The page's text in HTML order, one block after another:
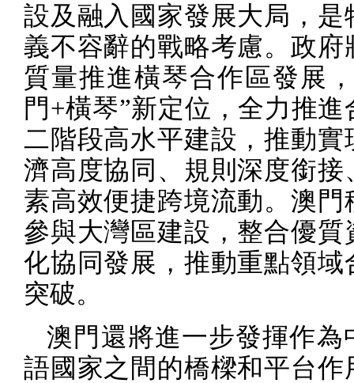
設及融入國家發展大局，是
義不容辭的戰略考慮。政府
質量推進橫琴合作區發展
門+橫琴”新定位，全力推進
二階段高水平建設，推動實
濟高度協同、規則深度銜接
素高效便捷跨境流動。澳門
參與大灣區建設，整合優質
化協同發展，推動重點領域
突破。
澳門還將進一步發揮作為
語國家之間的橋樑和平台作